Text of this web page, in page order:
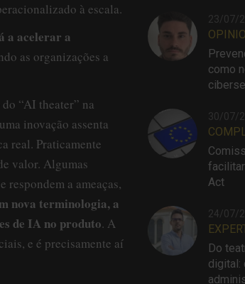
à escala.
a acelerar a
as organizações a
“AI theater” na
inovação assenta
real. Praticamente
valor. Algumas
respondem a ameaças,
nova terminologia, a
de IA no produto. A
e é precisamente aí
23/07/
como
30/07/
Act
24/07/
Do
digital: